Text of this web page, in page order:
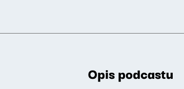
Opis podcastu